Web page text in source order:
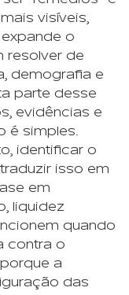
visíveis,
o
resolver de
demografia e
parte desse
evidências e
é simples.
identificar o
isso em
em
liquidez
quando
contra o
a
das